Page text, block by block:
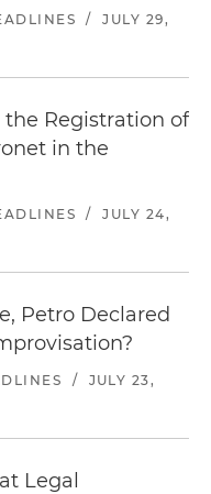
/
JULY 29,
Registration of
in the
/
JULY 24,
Petro Declared
/
JULY 23,
Legal